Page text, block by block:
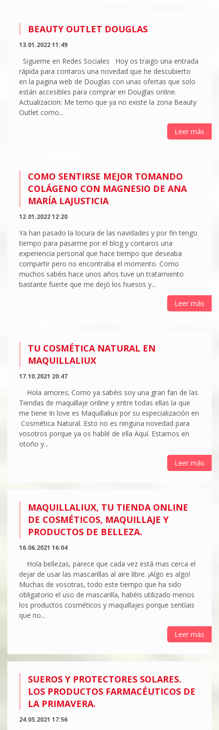
BEAUTY OUTLET DOUGLAS
13.01.2022 11:49
Sigueme en Redes Sociales Hoy os traigo una entrada
rápida para contaros una novedad que he descubierto
en la pagina web de Douglas con unas ofertas que solo
están accesibles para comprar en Douglas online.
Actualizacion: Me temo que ya no existe la zona Beauty
Outlet como...
Leer más
COMO SENTIRSE MEJOR TOMANDO
COLÁGENO CON MAGNESIO DE ANA
MARÍA LAJUSTICIA
12.01.2022 12:20
Ya han pasado la locura de las navidades y por fin tengo
tiempo para pasarme por el blog y contaros una
experiencia personal que hace tiempo que deseaba
compartir pero no encontraba el momento. Como
muchos sabéis hace unos años tuve un tratamiento
bastante fuerte que me dejó los huesos y...
Leer más
TU COSMÉTICA NATURAL EN
MAQUILLALIUX
17.10.2021 20:47
Hola amores; Como ya sabéis soy una gran fan de las
Tiendas de maquillaje online y entre todas ellas la que
me tiene In love es Maquillaliux por su especialización en
Cosmética Natural. Esto no es ninguna novedad para
vosotros porque ya os hablé de ella Aquí. Estamos en
otoño y...
Leer más
MAQUILLALIUX, TU TIENDA ONLINE
DE COSMÉTICOS, MAQUILLAJE Y
PRODUCTOS DE BELLEZA.
16.06.2021 16:04
Hola bellezas, parece que cada vez está mas cerca el
dejar de usar las mascarillas al aire libre. ¡Algo es algo!
Muchas de vosotras, todo este tiempo que ha sido
obligatorio el uso de mascarilla, habéis utilizado menos
los productos cosméticos y maquillajes porque sentíais
que no...
Leer más
SUEROS Y PROTECTORES SOLARES.
LOS PRODUCTOS FARMACÉUTICOS DE
LA PRIMAVERA.
24.05.2021 17:56